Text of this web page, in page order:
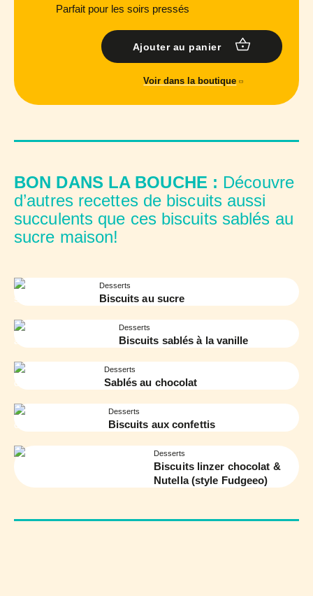
Parfait pour les soirs pressés
Ajouter au panier
Voir dans la boutique
BON DANS LA BOUCHE : Découvre
d’autres recettes de biscuits aussi
succulents que ces biscuits sablés au
sucre maison!
Desserts
Biscuits au sucre
Desserts
Biscuits sablés à la vanille
Desserts
Sablés au chocolat
Desserts
Biscuits aux confettis
Desserts
Biscuits linzer chocolat &
Nutella (style Fudgeeo)